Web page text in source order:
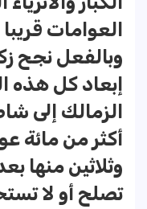
العوامات
وبالفعل نجح
إبعاد كل هذه
الزمالك إلى
أكثر من مائة
وثلاثين منها
تصلح أو لا